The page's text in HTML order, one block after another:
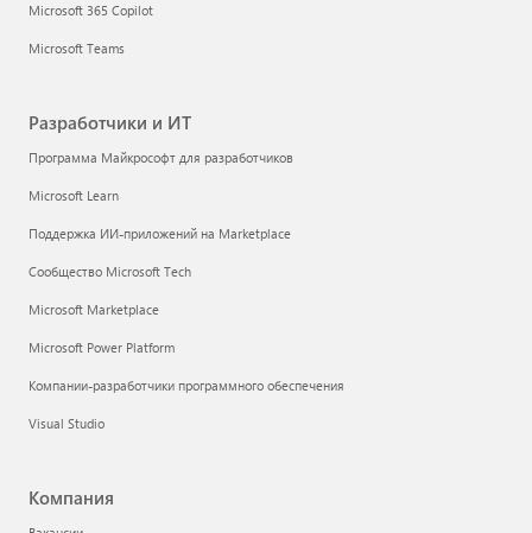
Microsoft 365 Copilot
Microsoft Teams
Разработчики и ИТ
Программа Майкрософт для разработчиков
Microsoft Learn
Поддержка ИИ-приложений на Marketplace
Сообщество Microsoft Tech
Microsoft Marketplace
Microsoft Power Platform
Компании-разработчики программного обеспечения
Visual Studio
Компания